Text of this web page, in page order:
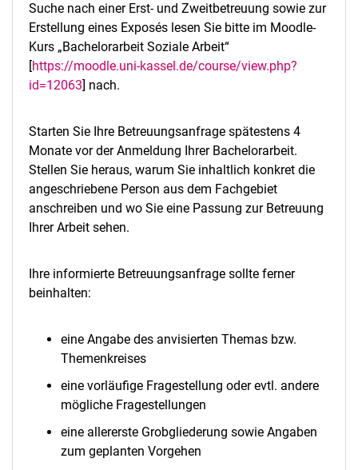
Betreuung Bachelorarbeiten
Erstellung Exposé Masterarbeiten
Verfassen empirische Masterarbeiten
Suche nach einer Erst- und Zweitbetreuung sowie zur
Erstellung eines Exposés lesen Sie bitte im Moodle-
Kurs „Bachelorarbeit Soziale Arbeit“
[https://moodle.uni-kassel.de/course/view.php?
id=12063] nach.
Starten Sie Ihre Betreuungsanfrage spätestens 4
Monate vor der Anmeldung Ihrer Bachelorarbeit.
Stellen Sie heraus, warum Sie inhaltlich konkret die
angeschriebene Person aus dem Fachgebiet
anschreiben und wo Sie eine Passung zur Betreuung
Ihrer Arbeit sehen.
Ihre informierte Betreuungsanfrage sollte ferner
beinhalten:
eine Angabe des anvisierten Themas bzw.
Themenkreises
eine vorläufige Fragestellung oder evtl. andere
mögliche Fragestellungen
eine allererste Grobgliederung sowie Angaben
zum geplanten Vorgehen